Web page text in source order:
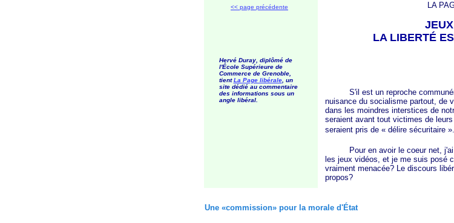
<< page précédente
Hervé Duray, diplômé de
l'École Supérieure de
Commerce de Grenoble,
tientLa Page libérale, un
site dédié au commentaire
des informations sous un
angle libéral.
LA
LA LIBERTÉ
S'il est un reproche
nuisance du socialisme partout, de
dans les moindres interstices de
seraient avant tout victimes de leurs
seraient pris de « délire sécuritaire ».
Pour en avoir le coeur net, j'ai
les jeux vidéos, et je me suis posé
vraiment menacée? Le discours
propos?
Une «commission» pour la morale d'État